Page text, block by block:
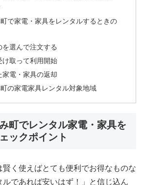
で家電・家具をレンタルするときの
選んで注文する
け取って利用開始
家電・家具の返却
の家電家具レンタル対象地域
町でレンタル家電・家具を
ックポイント
賢く使えばとても便利でお得なものな
であれば安いはず！」と信じ込ん